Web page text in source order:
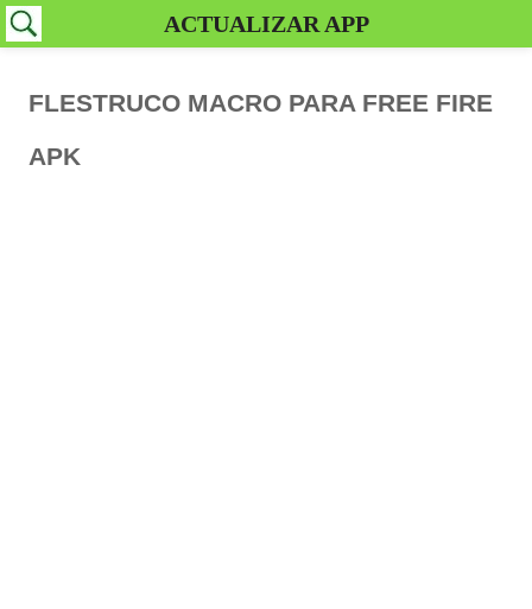
FLESTRUCO MACRO PARA FREE FIRE
APK
ACTUALIZAR APP